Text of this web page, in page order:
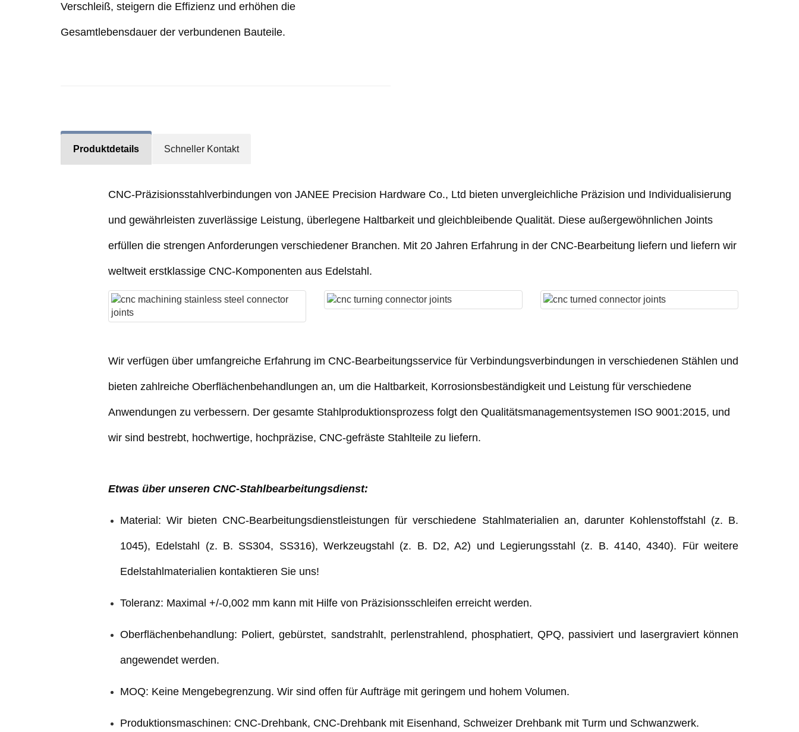
Verschleiß, steigern die Effizienz und erhöhen die
Gesamtlebensdauer der verbundenen Bauteile.
Produktdetails Schneller Kontakt
CNC-Präzisionsstahlverbindungen von JANEE Precision Hardware Co., Ltd bieten unvergleichliche Präzision und Individualisierung
und gewährleisten zuverlässige Leistung, überlegene Haltbarkeit und gleichbleibende Qualität. Diese außergewöhnlichen Joints
erfüllen die strengen Anforderungen verschiedener Branchen. Mit 20 Jahren Erfahrung in der CNC-Bearbeitung liefern und liefern wir
weltweit erstklassige CNC-Komponenten aus Edelstahl.
Wir verfügen über umfangreiche Erfahrung im CNC-Bearbeitungsservice für Verbindungsverbindungen in verschiedenen Stählen und
bieten zahlreiche Oberflächenbehandlungen an, um die Haltbarkeit, Korrosionsbeständigkeit und Leistung für verschiedene
Anwendungen zu verbessern. Der gesamte Stahlproduktionsprozess folgt den Qualitätsmanagementsystemen ISO 9001:2015, und
wir sind bestrebt, hochwertige, hochpräzise, CNC-gefräste Stahlteile zu liefern.
Etwas über unseren CNC-Stahlbearbeitungsdienst:
Material: Wir bieten CNC-Bearbeitungsdienstleistungen für verschiedene Stahlmaterialien an, darunter Kohlenstoffstahl (z. B.
1045), Edelstahl (z. B. SS304, SS316), Werkzeugstahl (z. B. D2, A2) und Legierungsstahl (z. B. 4140, 4340). Für weitere
Edelstahlmaterialien kontaktieren Sie uns!
Toleranz: Maximal +/-0,002 mm kann mit Hilfe von Präzisionsschleifen erreicht werden.
Oberflächenbehandlung: Poliert, gebürstet, sandstrahlt, perlenstrahlend, phosphatiert, QPQ, passiviert und lasergraviert können
angewendet werden.
MOQ: Keine Mengebegrenzung. Wir sind offen für Aufträge mit geringem und hohem Volumen.
Produktionsmaschinen: CNC-Drehbank, CNC-Drehbank mit Eisenhand, Schweizer Drehbank mit Turm und Schwanzwerk.